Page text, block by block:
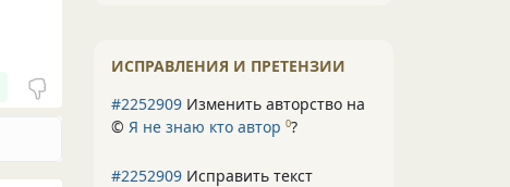
ИСПРАВЛЕНИЯ И ПРЕТЕНЗИИ
#2252909 Изменить авторство на
© Я не знаю кто автор 0?
#2252909 Исправить текст